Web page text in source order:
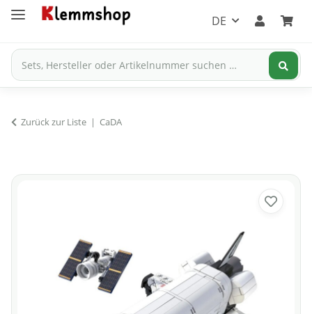
DE
Zurück zur Liste CaDA